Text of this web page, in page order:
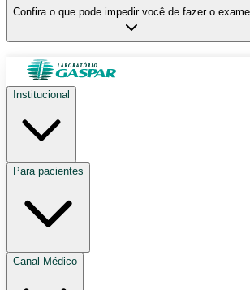
Confira o que pode impedir você de fazer o exame
Institucional
Para pacientes
Canal Médico